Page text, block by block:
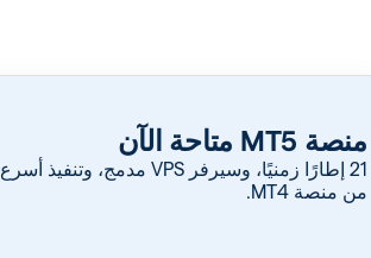
منصة MT5 متاحة الآن
‏21 إطارًا زمنيًا، وسيرفر VPS مدمج، وتنفيذ أسرع
من منصة MT4.